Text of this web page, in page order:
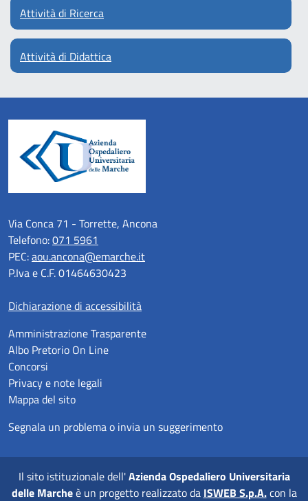
Attività di Ricerca
Attività di Didattica
Via Conca 71 - Torrette, Ancona
Telefono:071 5961
PEC:aou.ancona@emarche.it
P.Iva e C.F. 01464630423
Dichiarazione di accessibilità
Amministrazione Trasparente
Albo Pretorio On Line
Concorsi
Privacy e note legali
Mappa del sito
Segnala un problema o invia un suggerimento
Il sito istituzionale dell'Azienda Ospedaliero Universitaria
delle Marcheè un progetto realizzato da ISWEB S.p.A.con la